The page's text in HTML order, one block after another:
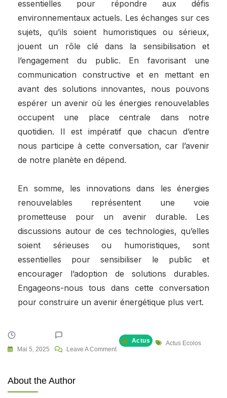
essentielles pour répondre aux défis
environnementaux actuels. Les échanges sur ces
sujets, qu’ils soient humoristiques ou sérieux,
jouent un rôle clé dans la sensibilisation et
l’engagement du public. En favorisant une
communication constructive et en mettant en
avant des solutions innovantes, nous pouvons
espérer un avenir où les énergies renouvelables
occupent une place centrale dans notre
quotidien. Il est impératif que chacun d’entre
nous participe à cette conversation, car l’avenir
de notre planète en dépend.
En somme, les innovations dans les énergies
renouvelables représentent une voie
prometteuse pour un avenir durable. Les
discussions autour de ces technologies, qu’elles
soient sérieuses ou humoristiques, sont
essentielles pour sensibiliser le public et
encourager l’adoption de solutions durables.
Engageons-nous tous dans cette conversation
pour construire un avenir énergétique plus vert.
Mai 5, 2025 Leave A CommentOn
Actus Tags
Actus Ecolos
About the Author